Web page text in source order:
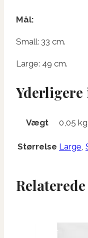
Mål:
Small: 33 cm.
Large: 49 cm.
Vægt 0,05 kg
Størrelse Large